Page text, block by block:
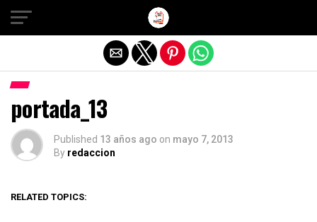
portada_13
Published 13 años ago on mayo 7, 2013
By redaccion
RELATED TOPICS:
Salir de la versión móvil